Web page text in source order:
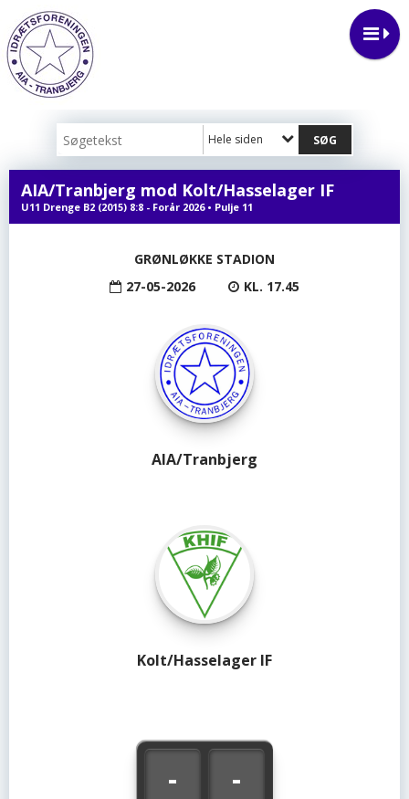
Hele siden
AIA/Tranbjerg mod Kolt/Hasselager IF
U11 Drenge B2 (2015) 8:8 - Forår 2026 • Pulje 11
GRØNLØKKE STADION
27-05-2026
KL. 17.45
AIA/Tranbjerg
- -
Kolt/Hasselager IF